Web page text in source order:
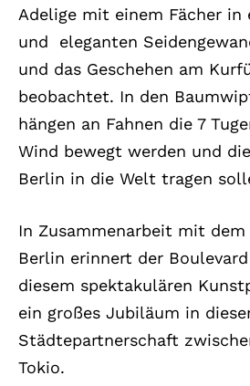
Adelige mit einem Fächer in
und
eleganten
und das Geschehen am
beobachtet. In den
hängen an Fahnen die 7
Wind bewegt werden und
Berlin in die Welt tragen
In Zusammenarbeit mit dem
Berlin erinnert der
diesem spektakulären
ein großes Jubiläum in
Städtepartnerschaft
Tokio.